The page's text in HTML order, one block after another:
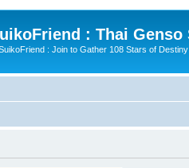
: Thai Genso
SuikoFriend : Join to Gather 108 Stars of